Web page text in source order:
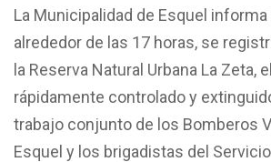
La Municipalidad de Esquel
alrededor de las 17 horas, se
la Reserva Natural Urbana La Zeta,
rápidamente controlado y
trabajo conjunto de los Bomberos
Esquel y los brigadistas del